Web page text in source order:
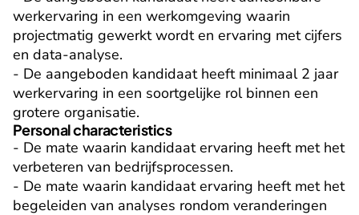
werkervaring in een werkomgeving waarin
projectmatig gewerkt wordt en ervaring met cijfers
en data-analyse.
- De aangeboden kandidaat heeft minimaal 2 jaar
werkervaring in een soortgelijke rol binnen een
grotere organisatie.
Personal characteristics
- De mate waarin kandidaat ervaring heeft met het
verbeteren van bedrijfsprocessen.
- De mate waarin kandidaat ervaring heeft met het
begeleiden van analyses rondom veranderingen